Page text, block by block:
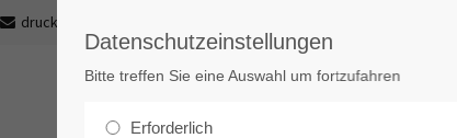
druck@schroeerluecke.de
Datenschutzeinstellungen
Bitte treffen Sie eine Auswahl um fortzufahren
Erforderlich